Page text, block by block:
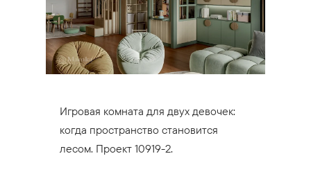
Игровая комната для двух девочек:
когда пространство становится
лесом. Проект 10919-2.